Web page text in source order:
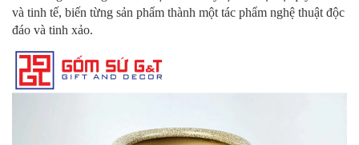
và tinh tế, biến từng sản phẩm thành một tác phẩm nghệ thuật độc
đáo và tinh xảo.